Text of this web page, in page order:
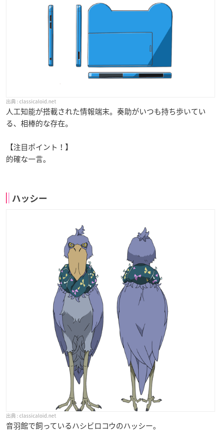
classicaloid.net
人工知能が搭載された情報端末。奏助がいつも持ち歩いてい
る、相棒的な存在。
【注目ポイント！】
的確な一言。
ハッシー
classicaloid.net
音羽館で飼っているハシビロコウのハッシー。